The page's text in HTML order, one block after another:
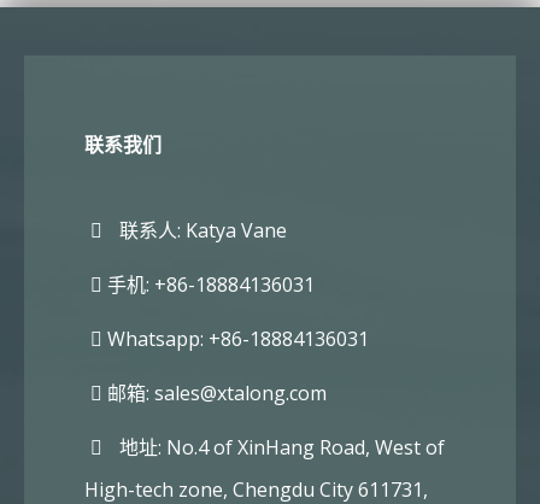
联系我们
联系人: Katya Vane
手机: +86-18884136031
Whatsapp: +86-18884136031
邮箱: sales@xtalong.com
地址: No.4 of XinHang Road, West of
High-tech zone, Chengdu City 611731,